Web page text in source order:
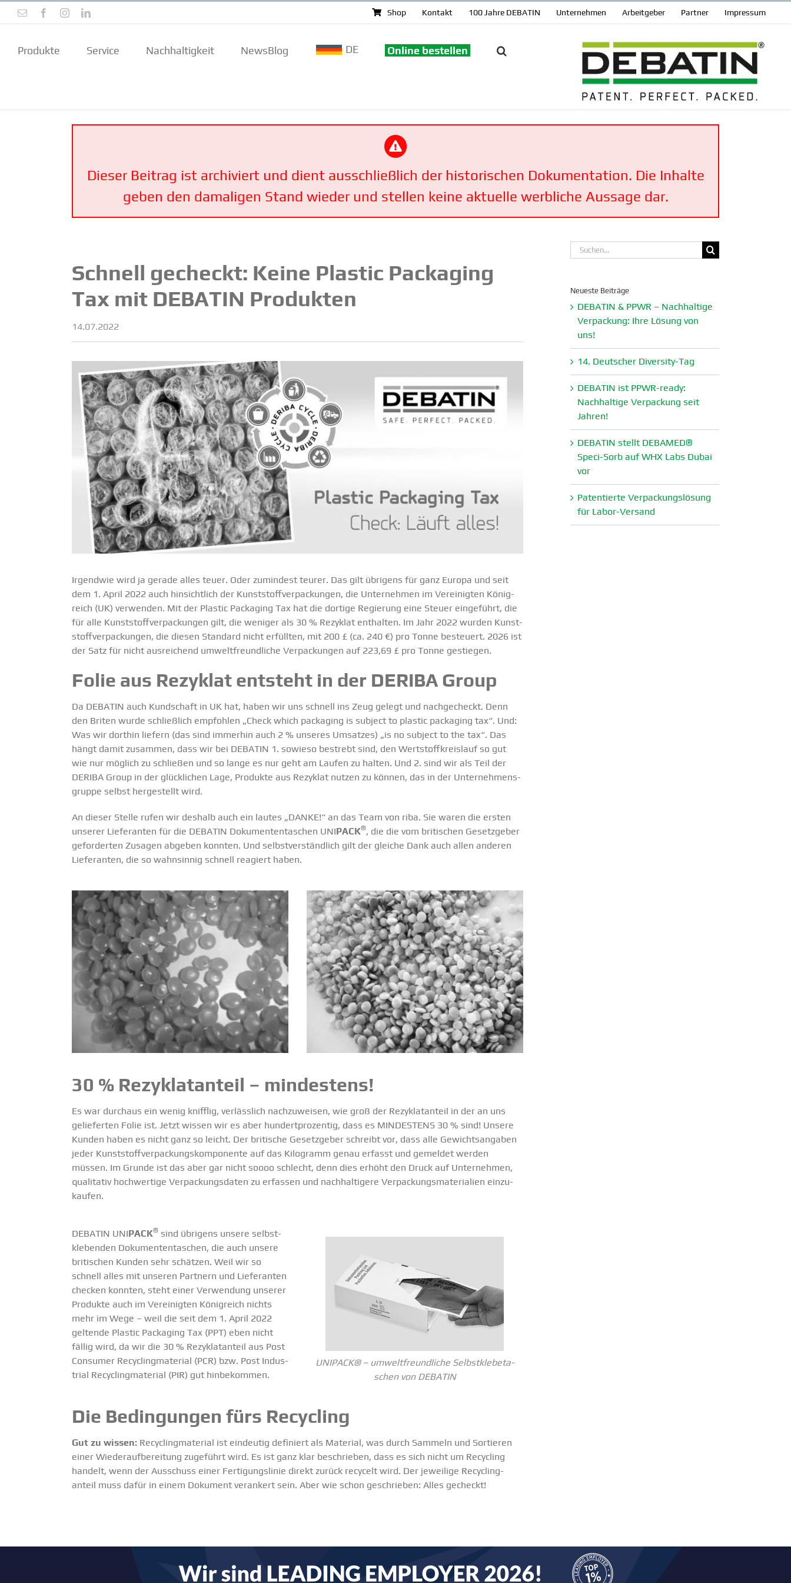
Inhalt
E-
Mail
FacebookInstagramLinkedIn Shop Kontakt 100 Jahre DEBATIN Unter­nehmen Arbeit­geber Partner Impressum
Produkte Service Nachhal­tigkeit NewsBlog DE Online bestellen
Dieser Beitrag ist archi­viert und dient ausschließlich der histo­ri­schen Dokumen­tation. Die Inhalte
geben den damaligen Stand wieder und stellen keine aktuelle werbliche Aussage dar.
Schnell gecheckt: Keine Plastic Packaging
Tax mit DEBATIN Produkten
14.07.2022
Irgendwie wird ja gerade alles teuer. Oder zumindest teurer. Das gilt übrigens für ganz Europa und seit
dem 1. April 2022 auch hinsichtlich der Kunst­stoff­ver­pa­ckungen, die Unter­nehmen im Verei­nigten König­
reich (UK) verwenden. Mit der Plastic Packaging Tax hat die dortige Regierung eine Steuer einge­führt, die
für alle Kunst­stoff­ver­pa­ckungen gilt, die weniger als 30 % Rezyklat enthalten. Im Jahr 2022 wurden Kunst­
stoff­ver­pa­ckungen, die diesen Standard nicht erfüllten, mit 200 £ (ca. 240 €) pro Tonne besteuert. 2026 ist
der Satz für nicht ausrei­chend umwelt­freund­liche Verpa­ckungen auf 223,69 £ pro Tonne gestiegen.
Folie aus Rezyklat entsteht in der DERIBA Group
Da DEBATIN auch Kundschaft in UK hat, haben wir uns schnell ins Zeug gelegt und nachge­checkt. Denn
den Briten wurde schließlich empfohlen „Check which packaging is subject to plastic packaging tax“. Und:
Was wir dorthin liefern (das sind immerhin auch 2 % unseres Umsatzes) „is no subject to the tax“. Das
hängt damit zusammen, dass wir bei DEBATIN 1. sowieso bestrebt sind, den Wertstoff­kreislaufso gut
wie nur möglich zu schließen und so lange es nur geht am Laufen zu halten. Und 2. sind wir als Teil der
DERIBA Groupin der glück­lichen Lage, Produkte aus Rezyklat nutzen zu können, das in der Unter­neh­mens­
gruppe selbst herge­stellt wird.
An dieser Stelle rufen wir deshalb auch ein lautes „DANKE!“ an das Team von riba. Sie waren die ersten
unserer Liefe­ranten für die DEBATIN Dokumen­ten­ta­schen UNIPACK®, die die vom briti­schen Gesetz­geber
gefor­derten Zusagen abgeben konnten. Und selbst­ver­ständlich gilt der gleiche Dank auch allen anderen
Liefe­ranten, die so wahnsinnig schnell reagiert haben.
30 % Rezyklat­anteil – mindestens!
Es war durchaus ein wenig knifflig, verlässlich nachzu­weisen, wie groß der Rezyklat­anteil in der an uns
gelie­ferten Folie ist. Jetzt wissen wir es aber hundert­pro­zentig, dass es MINDESTENS 30 % sind! Unsere
Kunden haben es nicht ganz so leicht. Der britische Gesetz­geber schreibt vor, dass alle Gewichts­an­gaben
jeder Kunst­stoff­ver­pa­ckungs­kom­po­nente auf das Kilogramm genau erfasst und gemeldet werden
müssen. Im Grunde ist das aber gar nicht soooo schlecht, denn dies erhöht den Druck auf Unter­nehmen,
quali­tativ hochwertige Verpa­ckungs­daten zu erfassen und nachhal­tigere Verpa­ckungs­ma­te­rialien einzu­
kaufen.
DEBATIN UNIPACK® sind übrigens unsere selbst­
kle­benden Dokumen­ten­ta­schen, die auch unsere
briti­schen Kunden sehr schätzen. Weil wir so
schnell alles mit unseren Partnern und Liefe­ranten
checken konnten, steht einer Verwendung unserer
Produkte auch im Verei­nigten König­reich nichts
mehr im Wege – weil die seit dem 1. April 2022
geltende Plastic Packaging Tax (PPT) eben nicht
fällig wird, da wir die 30 % Rezyklat­anteil aus Post
Consumer Recycling­ma­terial (PCR) bzw. Post Indus­
trial Recycling­ma­terial (PIR) gut hinbe­kommen.
UNIPACK® – umwelt­freund­liche Selbst­kle­be­ta­
schen von DEBATIN
Die Bedin­gungen fürs Recycling
Gut zu wissen:Recycling­ma­terial ist eindeutig definiert als Material, was durch Sammeln und Sortieren
einer Wieder­auf­be­reitung zugeführt wird. Es ist ganz klar beschrieben, dass es sich nicht um Recycling
handelt, wenn der Ausschuss einer Ferti­gungs­linie direkt zurück recycelt wird. Der jeweilige Recycling­
anteil muss dafür in einem Dokument verankert sein. Aber wie schon geschrieben: Alles gecheckt!
Suche
nach:
Neueste Beiträge
DEBATIN & PPWR – Nachhaltige
Verpa­ckung: Ihre Lösung von
uns!
14. Deutscher Diversity-Tag
DEBATIN ist PPWR-ready:
Nachhaltige Verpa­ckung seit
Jahren!
DEBATIN stellt DEBAMED®
Speci-Sorb auf WHX Labs Dubai
vor
Paten­tierte Verpa­ckungs­lösung
für Labor-Versand